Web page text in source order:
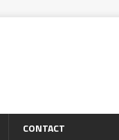
CONTACT